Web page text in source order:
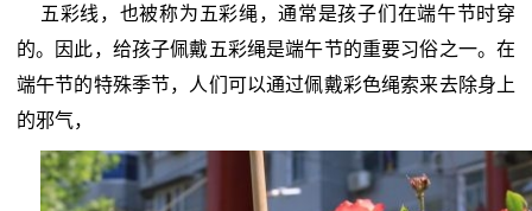
五彩线，也被称为五彩绳，通常是孩子们在端午节时穿
的。因此，给孩子佩戴五彩绳是端午节的重要习俗之一。在
端午节的特殊季节，人们可以通过佩戴彩色绳索来去除身上
的邪气，